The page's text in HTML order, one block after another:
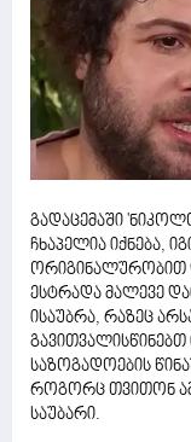
გადაცემაში
ჩხაპელია იქნება,
ორიგინალურობით
ესტრადა მალევე
ისაუბრა, რაზეც
საზოგადოების
როგორც თვითონ
საუბარი.